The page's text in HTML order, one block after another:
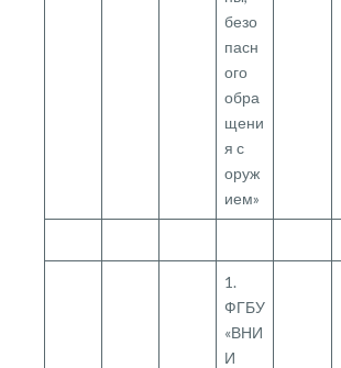
безо
пасн
ого
обра
щени
я с
оруж
ием»
1.
ФГБУ
«ВНИ
И